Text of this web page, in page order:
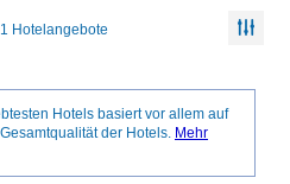
Hotelangebote
Hotels basiert vor allem auf
der Hotels. Mehr